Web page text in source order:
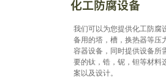
我们可以为您提供化工防腐
备用的塔，槽，换热器等压
容器设备，同时提供设备所
要的钛，锆，铌，钽等材料
案以及设计。